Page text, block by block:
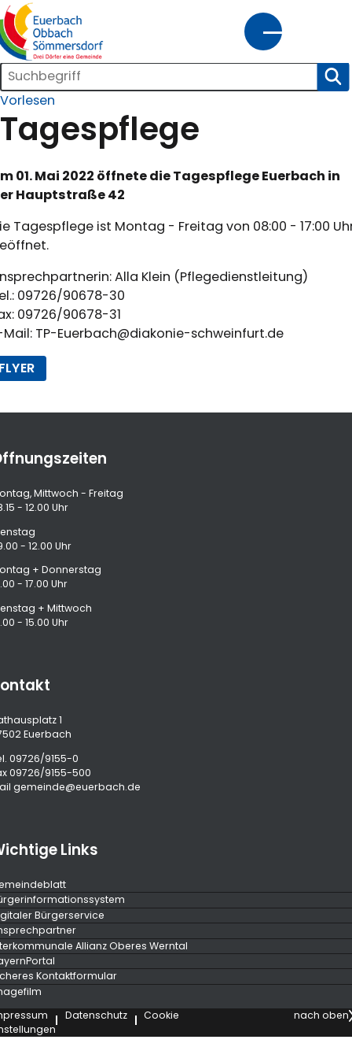
gemeinde@euerbach.de
Kontrast
HomeBürgerserviceKultur
Freizeit
WirtschaftInnenentwicklung
Suchleiste
Vorlesen
Tagespflege
01. Mai 2022 öffnete die Tagespflege Euerbach in
Hauptstraße 42
Tagespflege ist Montag - Freitag von 08:00 - 17:00
Alla Klein (Pflegedienstleitung)
09726/90678-30
09726/90678-31
Mail: TP-Euerbach@diakonie-schweinfurt.de
Mittwoch - Freitag
- 12.00 Uhr
- 12.00 Uhr
+ Donnerstag
- 17.00 Uhr
+ Mittwoch
- 15.00 Uhr
1
Euerbach
09726/9155-0
09726/9155-500
gemeinde@euerbach.de
Links
Bürgerservice
Allianz Oberes Werntal
Kontaktformular
Datenschutz
Cookie
nach oben